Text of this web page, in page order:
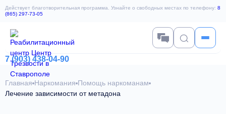
Действует благотворительная программа. Узнайте о свободных местах по телефону: 8
(865) 297-73-05
7 (903) 438-04-90
Главная Наркомания Помощь наркоманам
Лечение зависимости от метадона